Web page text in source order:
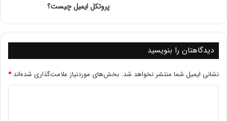
تحلیل نیازهای بازار: به‌طور منظم تحقیقات بازار انجام دهید تا
نیازهای جدید کاربران را شناسایی کنید. این کار می‌تواند به شما
در تولید محتوای مرتبط و مفید کمک کند.
معرفی سرور DL360 G9
توضیحاتی درباره تاریخچه و کاربردهای سرور DL360 G9.
ویژگی‌های کلیدی شامل طراحی فشرده و قابلیت‌های
پروتکل ایمیل چیست؟
دیدگاهتان را بنویسید
نشانی ایمیل شما منتشر نخواهد شد. بخش‌های موردنیاز علامت‌گذاری شده‌اند*